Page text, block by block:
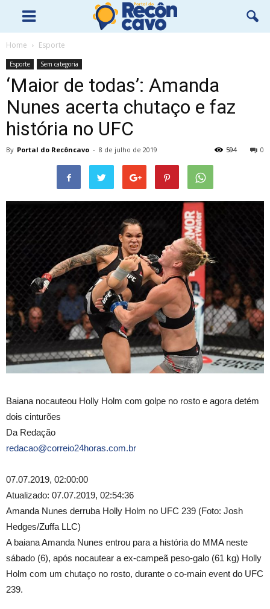
Home Esporte
Esporte Sem categoria
‘Maior de todas’: Amanda
Nunes acerta chutaço e faz
história no UFC
By Portal do Recôncavo - 8 de julho de 2019 0
594
Baiana nocauteou Holly Holm com golpe no rosto e agora detém
dois cinturões
Da Redação
redacao@correio24horas.com.br
07.07.2019, 02:00:00
Atualizado: 07.07.2019, 02:54:36
Amanda Nunes derruba Holly Holm no UFC 239 (Foto: Josh
Hedges/Zuffa LLC)
A baiana Amanda Nunes entrou para a história do MMA neste
sábado (6), após nocautear a ex-campeã peso-galo (61 kg) Holly
Holm com um chutaço no rosto, durante o co-main event do UFC
239.